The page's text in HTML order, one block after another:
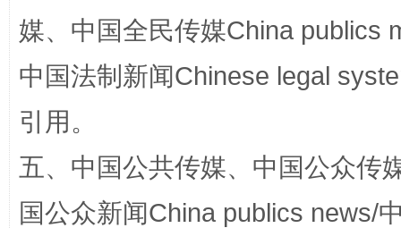
媒、中国全民传媒China publics
中国法制新闻Chinese legal
引用。
五、中国公共传媒、中国公众传
国公众新闻China publics news/